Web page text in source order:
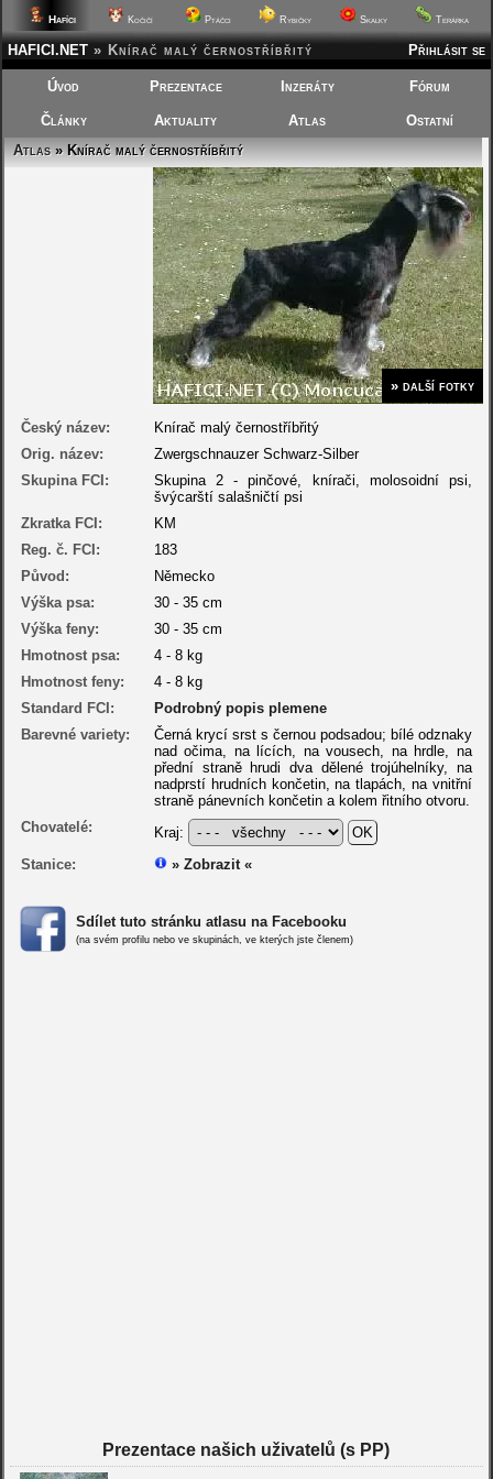
Hafíci Kočičí Ptáčci Rybičky Skalky Terárka
Přihlásit se
HAFICI.NET » Knírač malý černostříbřitý
Úvod Prezentace Inzeráty Fórum
Články Aktuality Atlas
Ostatní
Atlas» Knírač malý černostříbřitý
» další fotky
Český název:
Knírač malý černostříbřitý
Orig. název:
Zwergschnauzer Schwarz-Silber
Skupina FCI:
Skupina 2 - pinčové, knírači, molosoidní psi,
švýcarští salašničtí psi
Zkratka FCI:
KM
Reg. č. FCI:
183
Původ:
Německo
Výška psa:
30 - 35 cm
Výška feny:
30 - 35 cm
Hmotnost psa:
4 - 8 kg
Hmotnost feny:
4 - 8 kg
Standard FCI:
Podrobný popis plemene
Barevné variety:
Černá krycí srst s černou podsadou; bílé odznaky
nad očima, na lících, na vousech, na hrdle, na
přední straně hrudi dva dělené trojúhelníky, na
nadprstí hrudních končetin, na tlapách, na vnitřní
straně pánevních končetin a kolem řitního otvoru.
Chovatelé:
Kraj:
Stanice:
» Zobrazit «
Sdílet tuto stránku atlasu na Facebooku
(na svém profilu nebo ve skupinách, ve kterých jste členem)
Prezentace našich uživatelů (s PP)